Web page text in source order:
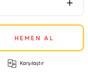
HEMEN AL
Karşılaştır